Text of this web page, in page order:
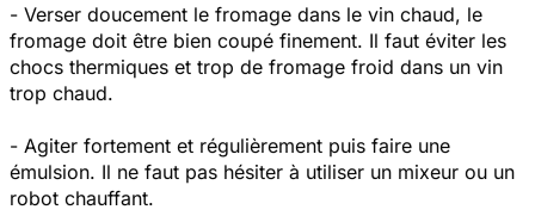
- Verser doucement le fromage dans le vin chaud, le
fromage doit être bien coupé finement. Il faut éviter les
chocs thermiques et trop de fromage froid dans un vin
trop chaud.
- Agiter fortement et régulièrement puis faire une
émulsion. Il ne faut pas hésiter à utiliser un mixeur ou un
robot chauffant.